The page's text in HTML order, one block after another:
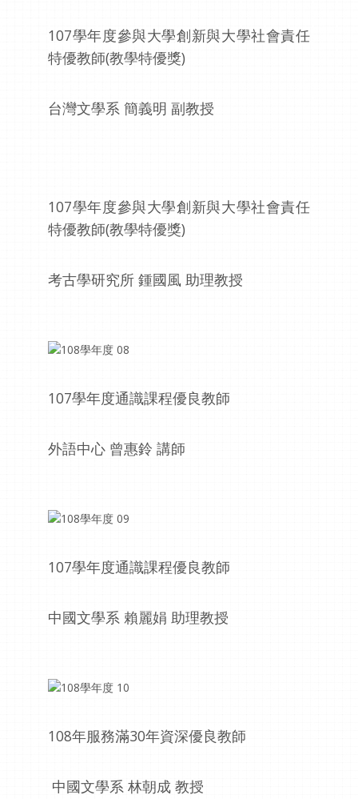
107學年度參與大學創新與大學社會責任
特優教師(教學特優獎)
台灣文學系 簡義明 副教授
107學年度參與大學創新與大學社會責任
特優教師(教學特優獎)
考古學研究所 鍾國風 助理教授
107學年度通識課程優良教師
外語中心 曾惠鈴 講師
107學年度通識課程優良教師
中國文學系 賴麗娟 助理教授
108年服務滿30年資深優良教師
中國文學系 林朝成 教授